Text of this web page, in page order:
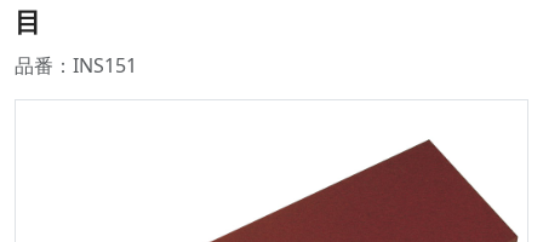
目
品番：INS151